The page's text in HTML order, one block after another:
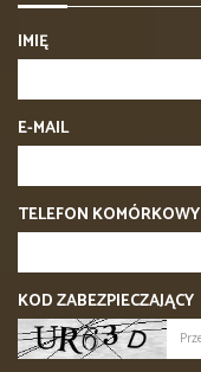
IMIĘ
E-MAIL
TELEFON KOMÓRKOWY
KOD ZABEZPIECZAJĄCY